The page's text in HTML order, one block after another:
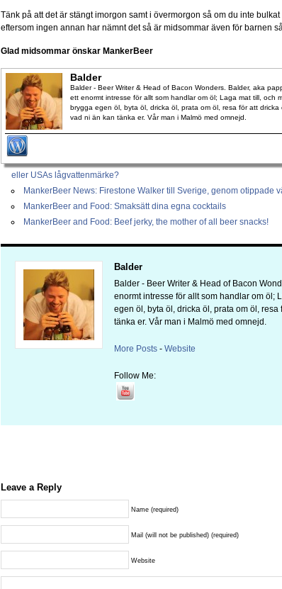
Tänk på att det är stängt imorgon samt i övermorgon så om du inte
eftersom ingen annan har nämnt det så är midsommar även för barnen
Glad midsommar önskar MankerBeer
Balder
Balder - Beer Writer & Head of Bacon Wonders. Balder, aka
ett enormt intresse för allt som handlar om öl; Laga mat till, och
brygga egen öl, byta öl, dricka öl, prata om öl, resa för att dricka
vad ni än kan tänka er. Vår man i Malmö med omnejd.
eller USAs lågvattenmärke?
MankerBeer News: Firestone Walker till Sverige, genom otippade
MankerBeer and Food: Smaksätt dina egna cocktails
MankerBeer and Food: Beef jerky, the mother of all beer snacks!
Balder
Balder - Beer Writer & Head of Bacon
enormt intresse för allt som handlar om öl;
egen öl, byta öl, dricka öl, prata om öl,
tänka er. Vår man i Malmö med omnejd.
More Posts - Website
Follow Me:
Leave a Reply
Name (required)
Mail (will not be published) (required)
Website